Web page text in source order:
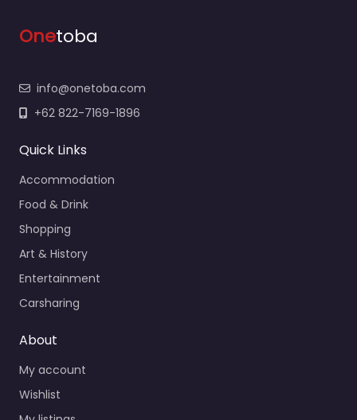
Onetoba
info@onetoba.com
+62 822-7169-1896
Quick Links
Accommodation
Food & Drink
Shopping
Art & History
Entertainment
Carsharing
About
My account
Wishlist